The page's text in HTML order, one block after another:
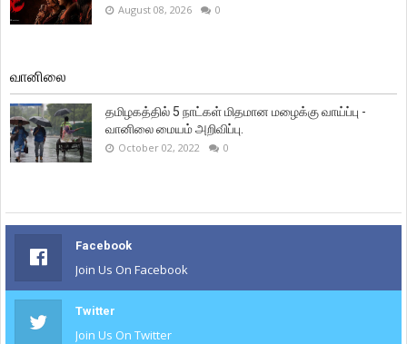
August 08, 2026 0
வானிலை
தமிழகத்தில் 5 நாட்கள் மிதமான மழைக்கு வாய்ப்பு -
வானிலை மையம் அறிவிப்பு.
October 02, 2022 0
Facebook
Join Us On Facebook
Twitter
Join Us On Twitter